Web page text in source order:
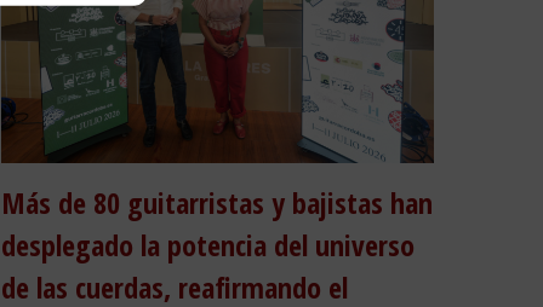
Más de 80 guitarristas y bajistas han
desplegado la potencia del universo
de las cuerdas, reafirmando el